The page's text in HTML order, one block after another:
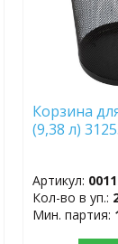
Корзина
(9,38 л)
Артикул:
Кол-во в уп.:
Мин. партия: